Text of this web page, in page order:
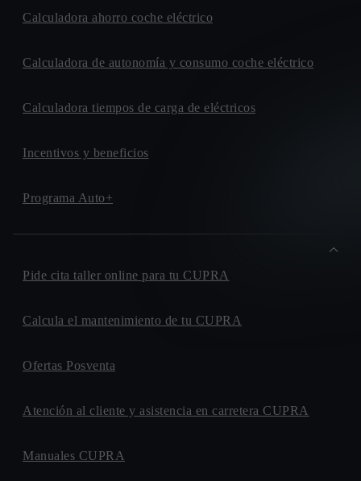
Calculadora ahorro coche eléctrico
Calculadora de autonomía y consumo coche eléctrico
Calculadora tiempos de carga de eléctricos
Incentivos y beneficios
Programa Auto+
Pide cita taller online para tu CUPRA
Calcula el mantenimiento de tu CUPRA
Ofertas Posventa
Atención al cliente y asistencia en carretera CUPRA
Manuales CUPRA